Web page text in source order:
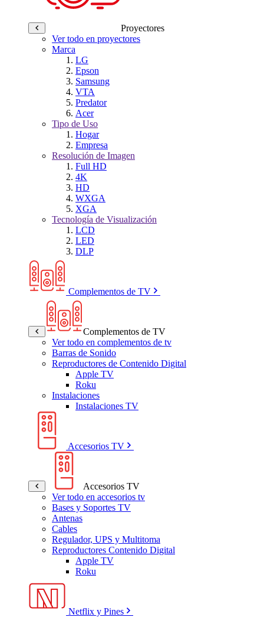
Proyectores
Ver todo en proyectores
Marca
LG
Epson
Samsung
VTA
Predator
Acer
Tipo de Uso
Hogar
Empresa
Resolución de Imagen
Full HD
4K
HD
WXGA
XGA
Tecnología de Visualización
LCD
LED
DLP
Complementos de TV
Complementos de TV
Ver todo en complementos de tv
Barras de Sonido
Reproductores de Contenido Digital
Apple TV
Roku
Instalaciones
Instalaciones TV
Accesorios TV
Accesorios TV
Ver todo en accesorios tv
Bases y Soportes TV
Antenas
Cables
Regulador, UPS y Multitoma
Reproductores Contenido Digital
Apple TV
Roku
Netflix y Pines